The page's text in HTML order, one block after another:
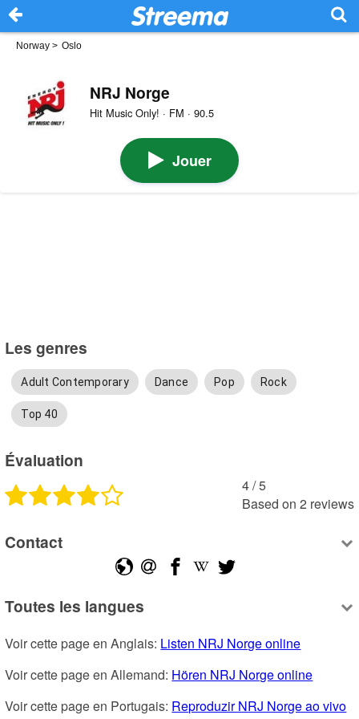
Norway > Oslo
NRJ Norge
Hit Music Only! · FM · 90.5
Jouer
Les genres
Adult Contemporary Dance Pop Rock
Top 40
Évaluation
4 /5
Based on 2 reviews
Contact
Toutes les langues
Voir cette page en Anglais: Listen NRJ Norge online
Voir cette page en Allemand: Hören NRJ Norge online
Voir cette page en Portugais: Reproduzir NRJ Norge ao vivo